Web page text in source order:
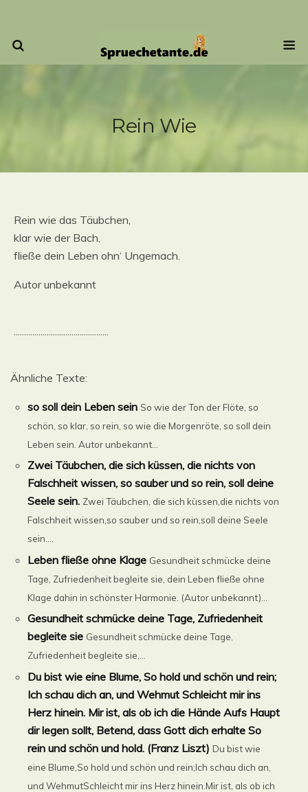
Rein Wie
Rein wie das Täubchen,
klar wie der Bach,
fließe dein Leben ohn‘ Ungemach.
Autor unbekannt
..............................................
Ähnliche Texte:
so soll dein Leben sein So wie der Ton der Flöte, so
schön, so klar, so rein, so wie die Morgenröte, so soll dein
Leben sein. Autor unbekannt...
Zwei Täubchen, die sich küssen, die nichts von
Falschheit wissen, so sauber und so rein, soll deine
Seele sein. Zwei Täubchen, die sich küssen,die nichts von
Falschheit wissen,so sauber und so rein,soll deine Seele
sein....
Leben fließe ohne Klage Gesundheit schmücke deine
Tage, Zufriedenheit begleite sie, dein Leben fließe ohne
Klage dahin in schönster Harmonie. (Autor unbekannt)...
Gesundheit schmücke deine Tage, Zufriedenheit
begleite sie Gesundheit schmücke deine Tage,
Zufriedenheit begleite sie,...
Du bist wie eine Blume, So hold und schön und rein;
Ich schau dich an, und Wehmut Schleicht mir ins
Herz hinein. Mir ist, als ob ich die Hände Aufs Haupt
dir legen sollt, Betend, dass Gott dich erhalte So
rein und schön und hold. (Franz Liszt) Du bist wie
eine Blume,So hold und schön und rein;Ich schau dich an,
und WehmutSchleicht mir ins Herz hinein.Mir ist, als ob ich